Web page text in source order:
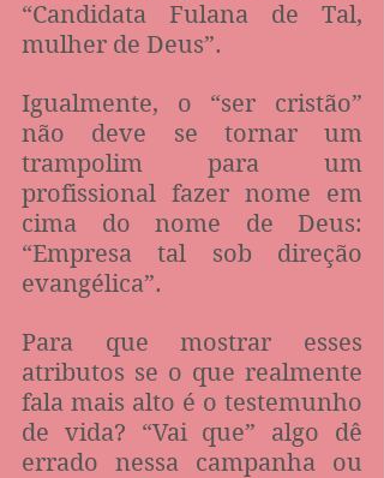
“Candidata Fulana de Tal,
mulher de Deus”.
Igualmente, o “ser cristão”
não deve se tornar um
trampolim para um
profissional fazer nome em
cima do nome de Deus:
“Empresa tal sob direção
evangélica”.
Para que mostrar esses
atributos se o que realmente
fala mais alto é o testemunho
de vida? “Vai que” algo dê
errado nessa campanha ou